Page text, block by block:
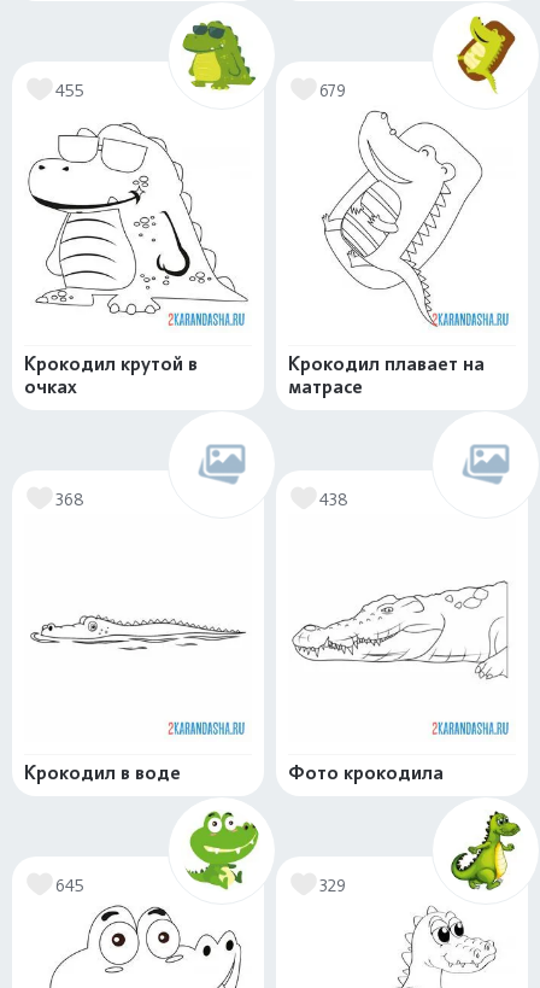
455
Крокодил крутой в
очках
679
Крокодил плавает на
матрасе
368
Крокодил в воде
438
Фото крокодила
645 329